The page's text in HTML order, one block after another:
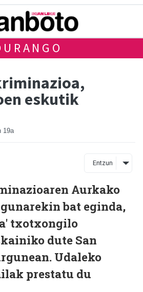
eskutik
19a
Entzun
Aurkako
bat eginda,
txotxongilo
dute San
Udaleko
prestatu du